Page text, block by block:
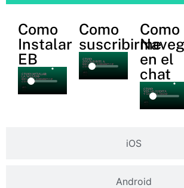
iOS
Android
Como
Instalar
EB
Como
suscribirme
Como
en el
chat